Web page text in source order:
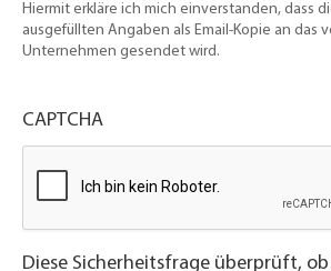
Hiermit erkläre ich mich einverstanden, dass
ausgefüllten Angaben als Email-Kopie an das
Unternehmen gesendet wird.
CAPTCHA
Diese Sicherheitsfrage überprüft, ob